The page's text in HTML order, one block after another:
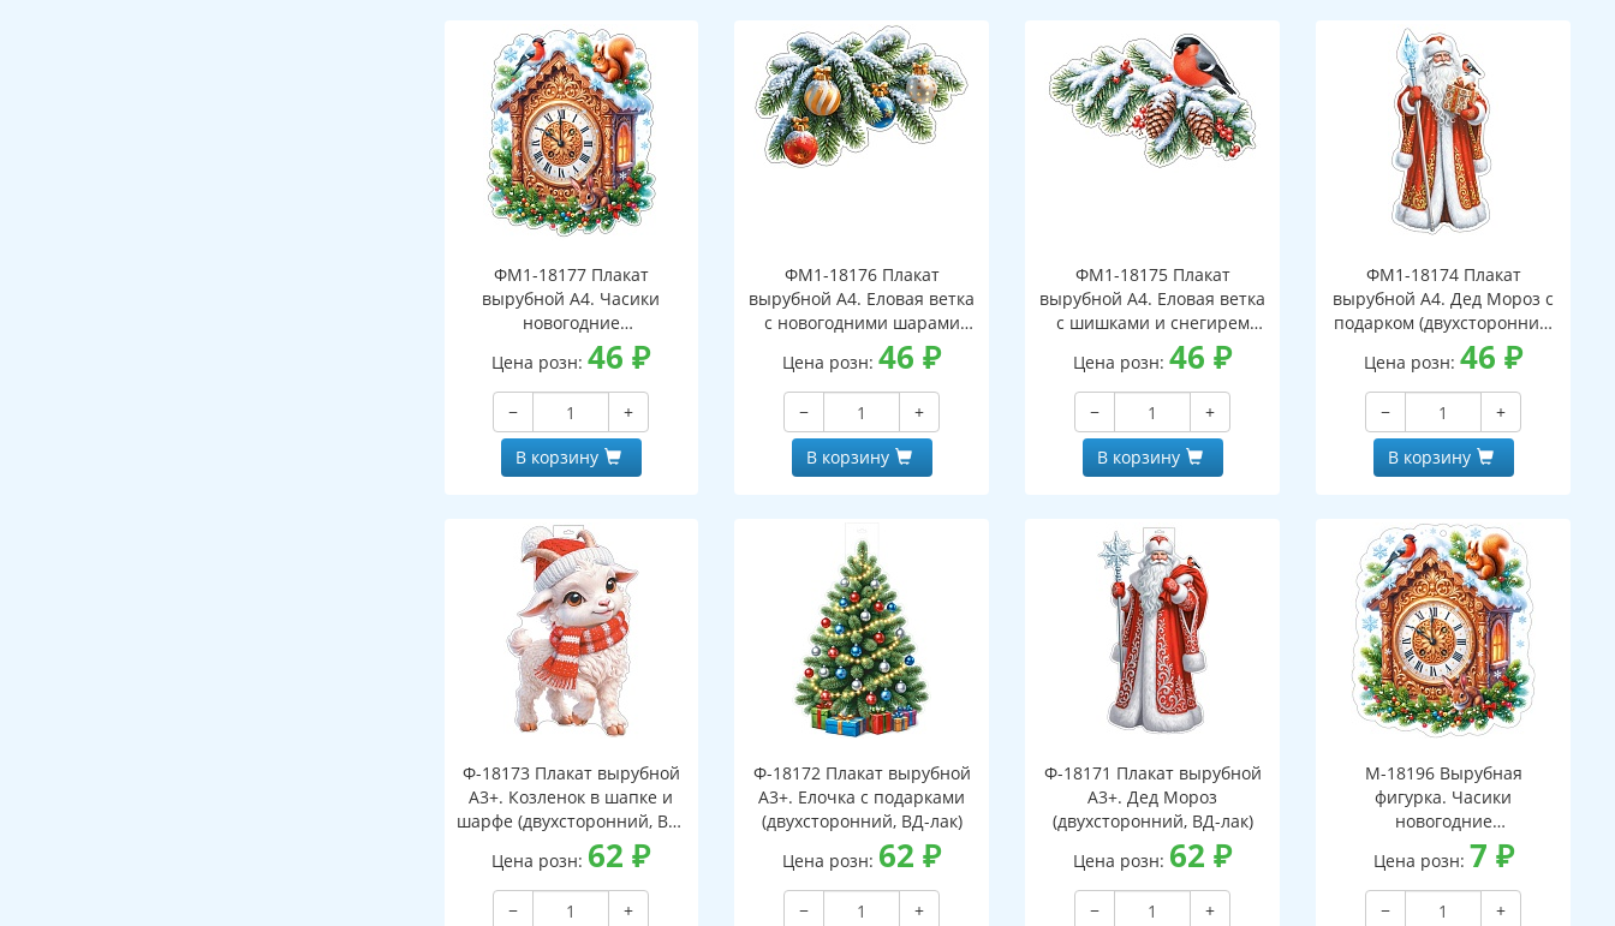
ФМ1-18177 Плакат
вырубной А4. Часики
новогодние
(двухсторонний, ВД-лак)
Цена розн:46₽
−
+
В корзину
ФМ1-18176 Плакат
вырубной А4. Еловая ветка
с новогодними шарами
(двухсторонний, ВД-лак)
Цена розн:46₽
−
+
В корзину
ФМ1-18175 Плакат
вырубной А4. Еловая ветка
с шишками и снегирем
(двухсторонний, ВД-лак)
Цена розн:46₽
−
+
В корзину
ФМ1-18174 Плакат
вырубной А4. Дед Мороз с
подарком (двухсторонний,
ВД-лак)
Цена розн:46₽
−
+
В корзину
Ф-18173 Плакат вырубной
А3+. Козленок в шапке и
шарфе (двухсторонний, ВД-
Цена розн: 62₽
−
+
Ф-18172 Плакат вырубной
А3+. Елочка с подарками
(двухсторонний, ВД-лак)
Цена розн: 62₽
−
+
Ф-18171 Плакат вырубной
А3+. Дед Мороз
(двухсторонний, ВД-лак)
Цена розн: 62₽
−
+
М-18196 Вырубная
фигурка. Часики
новогодние
(двухсторонняя, ВД-лак)
Цена розн: 7 ₽
−
+